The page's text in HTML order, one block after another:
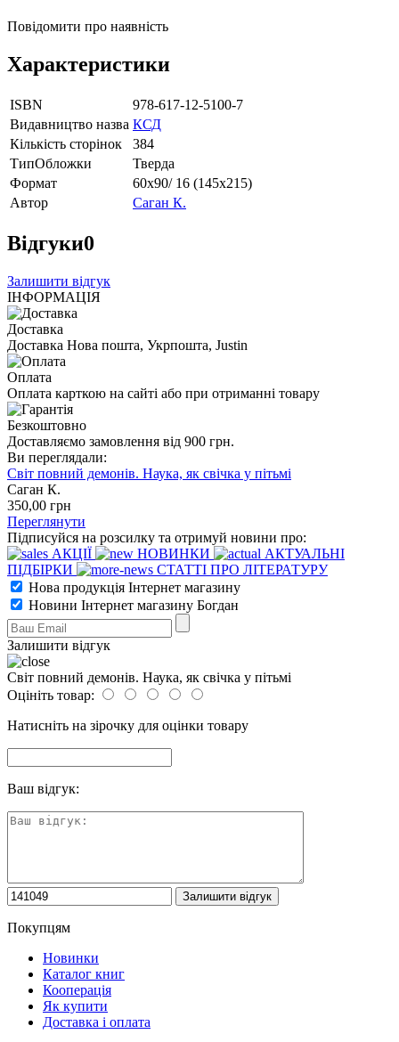
Повідомити про наявність
Характеристики
ISBN
978-617-12-5100-7
Видавництво назва КСД
Кількість сторінок
384
ТипОбложки
Тверда
Формат
60х90/ 16 (145х215)
Автор
Саган К.
Відгуки0
Залишити відгук
ІНФОРМАЦІЯ
Доставка
Доставка Нова пошта, Укрпошта, Justin
Оплата
Оплата карткою на сайті або при отриманні товару
Безкоштовно
Доставляємо замовлення від 900 грн.
Ви переглядали:
Світ повний демонів. Наука, як свічка у пітьмі
Саган К.
350,00 грн
Переглянути
Підписуйся на розсилку та отримуй новини про:
АКЦІЇ
НОВИНКИ
АКТУАЛЬНІ
ПІДБІРКИ
СТАТТІ ПРО ЛІТЕРАТУРУ
Нова продукція Інтернет магазину
Новини Інтернет магазину Богдан
Залишити відгук
Світ повний демонів. Наука, як свічка у пітьмі
Оцініть товар:
Натисніть на зірочку для оцінки товару
Ваш відгук:
Покупцям
Новинки
Каталог книг
Кооперація
Як купити
Доставка і оплата